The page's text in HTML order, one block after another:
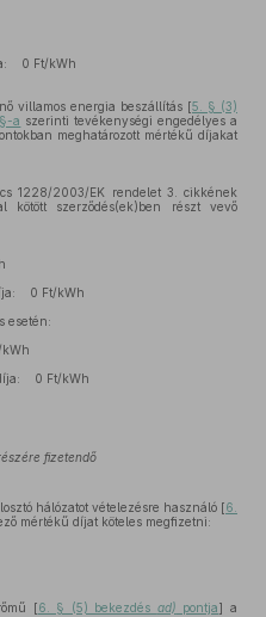
0 Ft/kWh
villamos energia beszállítás [5. § (3)
a szerinti tevékenységi engedélyes a
meghatározott mértékű díjakat
1228/2003/EK rendelet 3. cikkének
kötött szerződés(ek)ben részt vevő
0 Ft/kWh
esetén:
0 Ft/kWh
fizetendő
hálózatot vételezésre használó [6.
mértékű díjat köteles megfizetni:
[6. § (5) bekezdés ad) pontja] a